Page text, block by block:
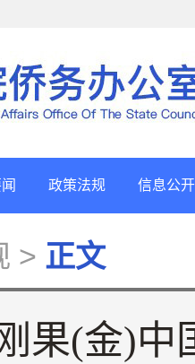
政策法规 信息公开
> 正文
果(金)